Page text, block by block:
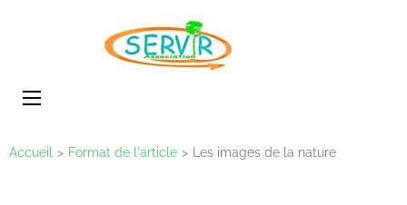
(Pressez
Accueil > Format de l'article > Les images de la nature